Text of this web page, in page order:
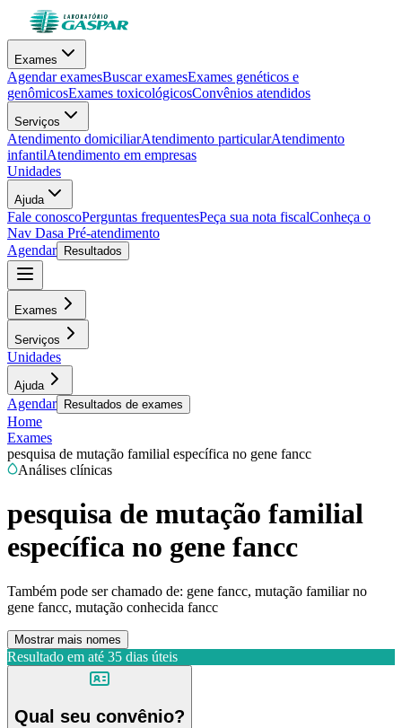
Exames
Agendar examesBuscar examesExames genéticos e
genômicosExames toxicológicosConvênios atendidos
Serviços
Atendimento domiciliarAtendimento particularAtendimento
infantilAtendimento em empresas
Unidades
Ajuda
Fale conoscoPerguntas frequentesPeça sua nota fiscalConheça o
Nav Dasa Pré-atendimento
Agendar
Resultados
Exames
Serviços
Unidades
Ajuda
Agendar Resultados de exames
Home
Exames
pesquisa de mutação familial específica no gene fancc
Análises clínicas
pesquisa de mutação familial
específica no gene fancc
Também pode ser chamado de: gene fancc, mutação familiar no
gene fancc, mutação conhecida fancc
Mostrar mais nomes
Resultado em até 35 dias úteis
Qual seu convênio?